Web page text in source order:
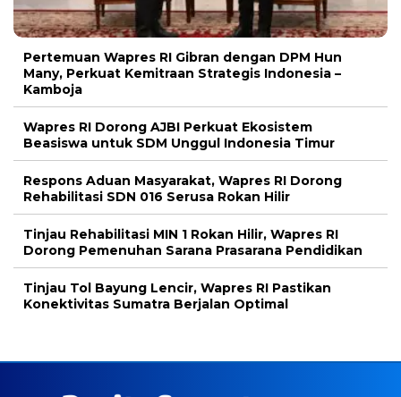
Pertemuan Wapres RI Gibran dengan DPM Hun
Many, Perkuat Kemitraan Strategis Indonesia –
Kamboja
Wapres RI Dorong AJBI Perkuat Ekosistem
Beasiswa untuk SDM Unggul Indonesia Timur
Respons Aduan Masyarakat, Wapres RI Dorong
Rehabilitasi SDN 016 Serusa Rokan Hilir
Tinjau Rehabilitasi MIN 1 Rokan Hilir, Wapres RI
Dorong Pemenuhan Sarana Prasarana Pendidikan
Tinjau Tol Bayung Lencir, Wapres RI Pastikan
Konektivitas Sumatra Berjalan Optimal